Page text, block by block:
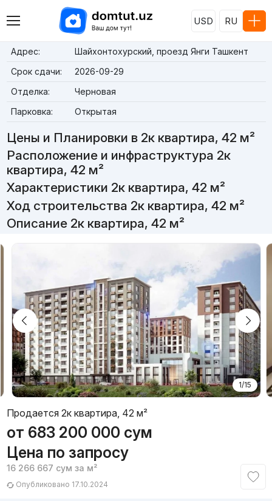
USD RU
Адрес:
Шайхонтохурский, проезд Янги Ташкент
Срок сдачи:
2026-09-29
Отделка:
Черновая
Парковка:
Открытая
Цены и Планировки в 2к квартира, 42 м²
Расположение и инфраструктура 2к
квартира, 42 м²
Характеристики 2к квартира, 42 м²
Ход строительства 2к квартира, 42 м²
Описание 2к квартира, 42 м²
1/15
Продается 2к квартира, 42 м²
от 683 200 000 сум
Цена по запросу
16 266 667 сум за м²
Опубликовано 17.10.2024